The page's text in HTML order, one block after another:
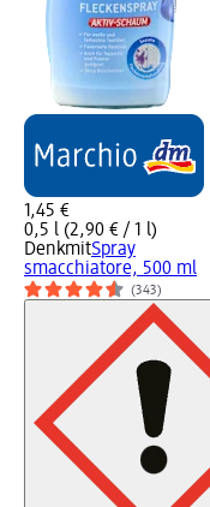
1,45 €
0,5 l (2,90 € / 1 l)
DenkmitSpray
smacchiatore, 500 ml
(343)